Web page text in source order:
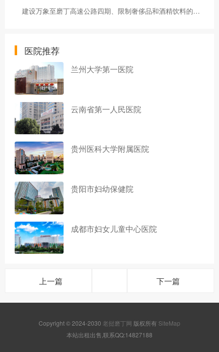
建设万象至磨丁高速公路四期、限制奢侈品和酒精饮料的进口
医院推荐
兰州大学第一医院
云南省第一人民医院
贵州医科大学附属医院
贵阳市妇幼保健院
成都市妇女儿童中心医院
上一篇 下一篇
Copyright © 2024-2030 老挝磨丁网 版权所有 SiteMap
本站出租出售,联系QQ:14827188